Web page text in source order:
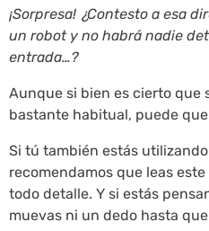
¡Sorpresa! ¿Contesto a esa
un robot y no habrá nadie
entrada…?
Aunque si bien es cierto que
bastante habitual, puede
Si tú también estás
recomendamos que leas
todo detalle. Y si estás
muevas ni un dedo hasta